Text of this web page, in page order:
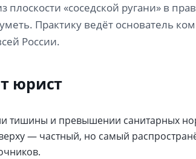
«соседской ругани» в
Практику ведёт основатель
России.
юрист
тишины и превышении санитарных
— частный, но самый